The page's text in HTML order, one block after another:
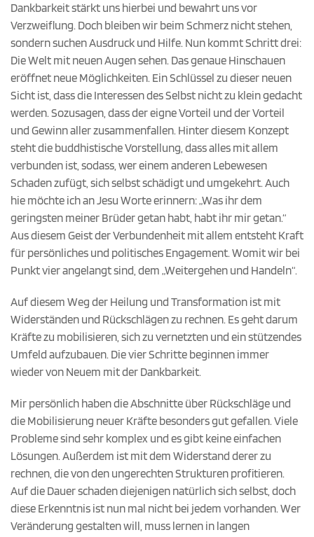
Dankbarkeit stärkt uns hierbei und bewahrt uns vor
Verzweiflung. Doch bleiben wir beim Schmerz nicht stehen,
sondern suchen Ausdruck und Hilfe. Nun kommt Schritt drei:
Die Welt mit neuen Augen sehen. Das genaue Hinschauen
eröffnet neue Möglichkeiten. Ein Schlüssel zu dieser neuen
Sicht ist, dass die Interessen des Selbst nicht zu klein gedacht
werden. Sozusagen, dass der eigne Vorteil und der Vorteil
und Gewinn aller zusammenfallen. Hinter diesem Konzept
steht die buddhistische Vorstellung, dass alles mit allem
verbunden ist, sodass, wer einem anderen Lebewesen
Schaden zufügt, sich selbst schädigt und umgekehrt. Auch
hie möchte ich an Jesu Worte erinnern: „Was ihr dem
geringsten meiner Brüder getan habt, habt ihr mir getan.“
Aus diesem Geist der Verbundenheit mit allem entsteht Kraft
für persönliches und politisches Engagement. Womit wir bei
Punkt vier angelangt sind, dem „Weitergehen und Handeln“.
Auf diesem Weg der Heilung und Transformation ist mit
Widerständen und Rückschlägen zu rechnen. Es geht darum
Kräfte zu mobilisieren, sich zu vernetzten und ein stützendes
Umfeld aufzubauen. Die vier Schritte beginnen immer
wieder von Neuem mit der Dankbarkeit.
Mir persönlich haben die Abschnitte über Rückschläge und
die Mobilisierung neuer Kräfte besonders gut gefallen. Viele
Probleme sind sehr komplex und es gibt keine einfachen
Lösungen. Außerdem ist mit dem Widerstand derer zu
rechnen, die von den ungerechten Strukturen profitieren.
Auf die Dauer schaden diejenigen natürlich sich selbst, doch
diese Erkenntnis ist nun mal nicht bei jedem vorhanden. Wer
Veränderung gestalten will, muss lernen in langen